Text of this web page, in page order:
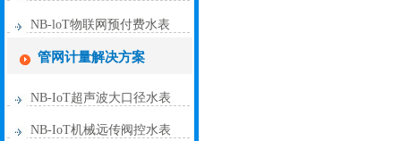
NB-loT物联网预付费水表
管网计量解决方案
NB-IoT超声波大口径水表
NB-IoT机械远传阀控水表